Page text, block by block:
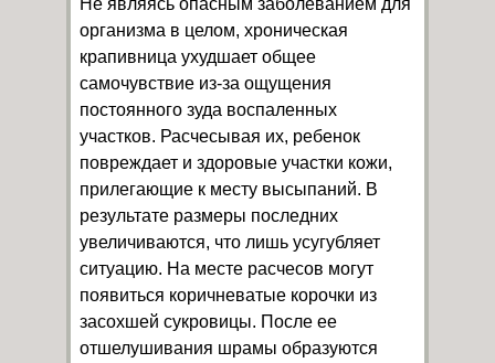
Не являясь опасным заболеванием для
организма в целом, хроническая
крапивница ухудшает общее
самочувствие из-за ощущения
постоянного зуда воспаленных
участков. Расчесывая их, ребенок
повреждает и здоровые участки кожи,
прилегающие к месту высыпаний. В
результате размеры последних
увеличиваются, что лишь усугубляет
ситуацию. На месте расчесов могут
появиться коричневатые корочки из
засохшей сукровицы. После ее
отшелушивания шрамы образуются